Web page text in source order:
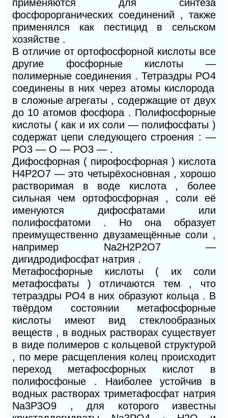
применяются для синтеза
фосфорорганических соединений , также
применялся как пестицид в сельском
хозяйстве .
В отличие от ортофосфорной кислоты все
другие фосфорные кислоты —
полимерные соединения . Тетраэдры PO4
соединены в них через атомы кислорода
в сложные агрегаты , содержащие от двух
до 10 атомов фосфора . Полифосфорные
кислоты ( как и их соли — полифосфаты )
содержат цепи следующего строения : —
PO3 — O — PO3 — .
Дифосфорная ( пирофосфорная ) кислота
H4P2O7 — это четырёхосновная , хорошо
растворимая в воде кислота , более
сильная чем ортофосфорная , соли её
именуются дифосфатами или
полифосфатоми . Но она образует
преимущественно двузамещённые соли ,
например Na2H2P2O7—
дигидродифосфат натрия .
Метафосфорные кислоты ( их соли
метафосфаты ) отличаются тем , что
тетраэдры PO4 в них образуют кольца . В
твёрдом состоянии метафосфорные
кислоты имеют вид стеклообразных
веществ , в водных растворах существует
в виде полимеров с кольцевой структурой
, по мере расщепления колец происходит
переход метафосфорных кислот в
полифосфоные . Наиболее устойчив в
водных растворах триметафосфат натрия
Na3P3O9 , для которого известны